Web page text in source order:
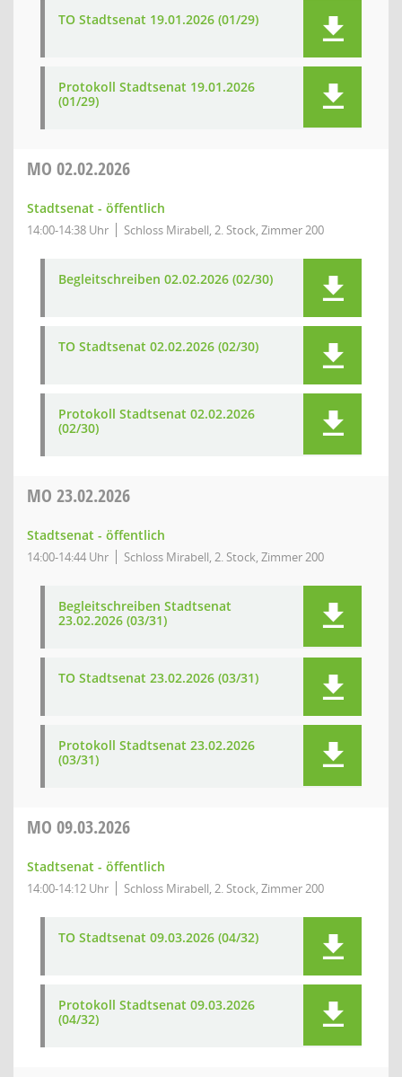
TO Stadtsenat 19.01.2026 (01/29)
Protokoll Stadtsenat 19.01.2026
(01/29)
MO 02.02.2026
Stadtsenat - öffentlich
14:00-14:38 Uhr Schloss Mirabell, 2. Stock, Zimmer 200
Begleitschreiben 02.02.2026 (02/30)
TO Stadtsenat 02.02.2026 (02/30)
Protokoll Stadtsenat 02.02.2026
(02/30)
MO 23.02.2026
Stadtsenat - öffentlich
14:00-14:44 Uhr Schloss Mirabell, 2. Stock, Zimmer 200
Begleitschreiben Stadtsenat
23.02.2026 (03/31)
TO Stadtsenat 23.02.2026 (03/31)
Protokoll Stadtsenat 23.02.2026
(03/31)
MO 09.03.2026
Stadtsenat - öffentlich
14:00-14:12 Uhr Schloss Mirabell, 2. Stock, Zimmer 200
TO Stadtsenat 09.03.2026 (04/32)
Protokoll Stadtsenat 09.03.2026
(04/32)